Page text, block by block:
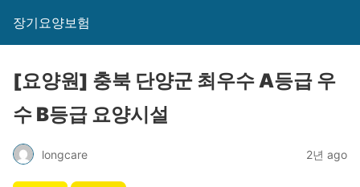
장기요양보험
[요양원] 충북 단양군 최우수 A등급 우
수 B등급 요양시설
longcare 2년 ago